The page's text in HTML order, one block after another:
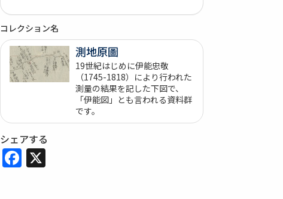
コレクション名
測地原圖
19世紀はじめに伊能忠敬
（1745-1818）により行われた
測量の結果を記した下図で、
「伊能図」とも言われる資料群
です。
シェアする
Facebook
X